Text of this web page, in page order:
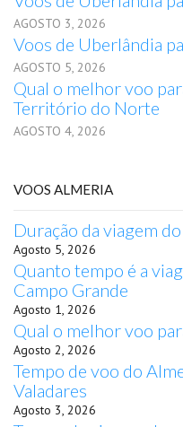
AGOSTO 3, 2026
Voos de Uberlândia
AGOSTO 5, 2026
Qual o melhor voo
Território do Norte
AGOSTO 4, 2026
VOOS ALMERIA
Duração da viagem
Agosto 5, 2026
Quanto tempo é a
Campo Grande
Agosto 1, 2026
Qual o melhor voo
Agosto 2, 2026
Tempo de voo do
Valadares
Agosto 3, 2026